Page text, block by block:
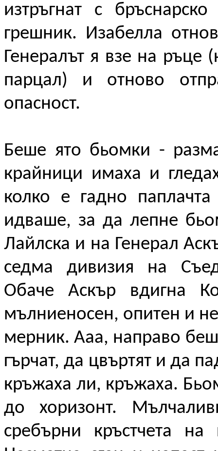
изтръгнат с
грешник. Изабелла
Генералът я взе на ръце
парцал) и отново
опасност.
Беше ято бьомки -
крайници имаха и
колко е гадно
идваше, за да лепне
Лайлска и на Генерал
седма дивизия на
Обаче Аскър вдигна
мълниеносен, опитен и
мерник. Ааа, направо
гърчат, да цвъртят и да
кръжаха ли, кръжаха.
до хоризонт.
сребърни кръстчета